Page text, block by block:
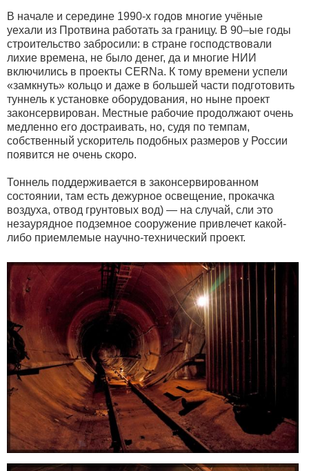
В начале и середине 1990-х годов многие учёные
уехали из Протвина работать за границу. В 90–ые годы
строительство забросили: в стране господствовали
лихие времена, не было денег, да и многие НИИ
включились в проекты CERNа. К тому времени успели
«замкнуть» кольцо и даже в большей части подготовить
туннель к установке оборудования, но ныне проект
законсервирован. Местные рабочие продолжают очень
медленно его достраивать, но, судя по темпам,
собственный ускоритель подобных размеров у России
появится не очень скоро.
Тоннель поддерживается в законсервированном
состоянии, там есть дежурное освещение, прокачка
воздуха, отвод грунтовых вод) — на случай, сли это
незаурядное подземное сооружение привлечет какой-
либо приемлемые научно-технический проект.